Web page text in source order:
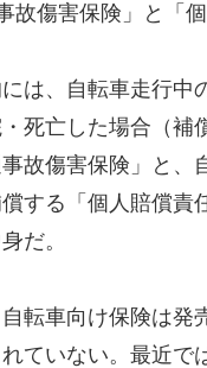
故傷害保険」と「
は、自転車走行中
死亡した場合（補
故傷害保険」と、
する「個人賠償責
だ。
転車向け保険は発
ていない。最近で